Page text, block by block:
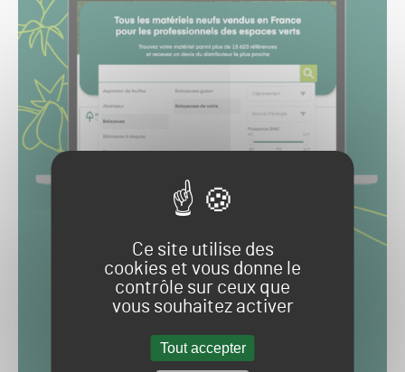
Ce site utilise des
cookies et vous donne le
contrôle sur ceux que
vous souhaitez activer
Tout accepter